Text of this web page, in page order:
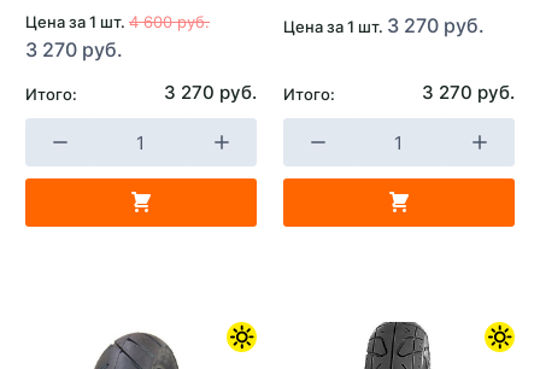
Цена за 1 шт. 4 600 руб.
3 270 руб.
Итого: 3 270 руб.
Цена за 1 шт. 3 270 руб.
Итого: 3 270 руб.